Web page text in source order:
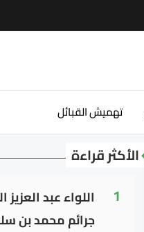
تهميش القبائل
الأكثر قراءة
1
اللواء عبد
جرائم محمد بن